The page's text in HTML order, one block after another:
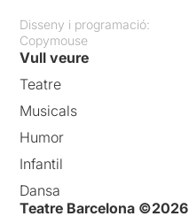
Disseny i programació:
Copymouse
Vull veure
Teatre
Musicals
Humor
Infantil
Dansa
Teatre Barcelona ©2026